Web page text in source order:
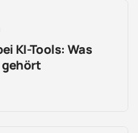
KI-Tools: Was